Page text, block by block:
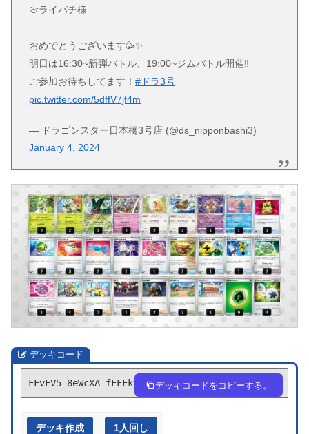
🍈ライパチ様
おめでとうございます🥳✨
明日は16:30~新弾バトル、19:00~ジムバトル開催‼️
ご参加お待ちしてます！#ドラ3号
pic.twitter.com/5dffV7jf4m
— ドラゴンスター日本橋3号店 (@ds_nipponbashi3)
January 4, 2024
デッキコード
FFvFV5-8eWcXA-fFFFkv デッキコードをコピーする。
デッキ作成 1人回し